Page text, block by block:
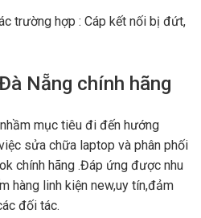
trường hợp : Cáp kết nối bị đứt,
Nẵng chính hãng
mục tiêu đi đến hướng
sửa chữa laptop và phân phối
chính hãng .Đáp ứng được nhu
hàng linh kiện new,uy tín,đảm
đối tác.